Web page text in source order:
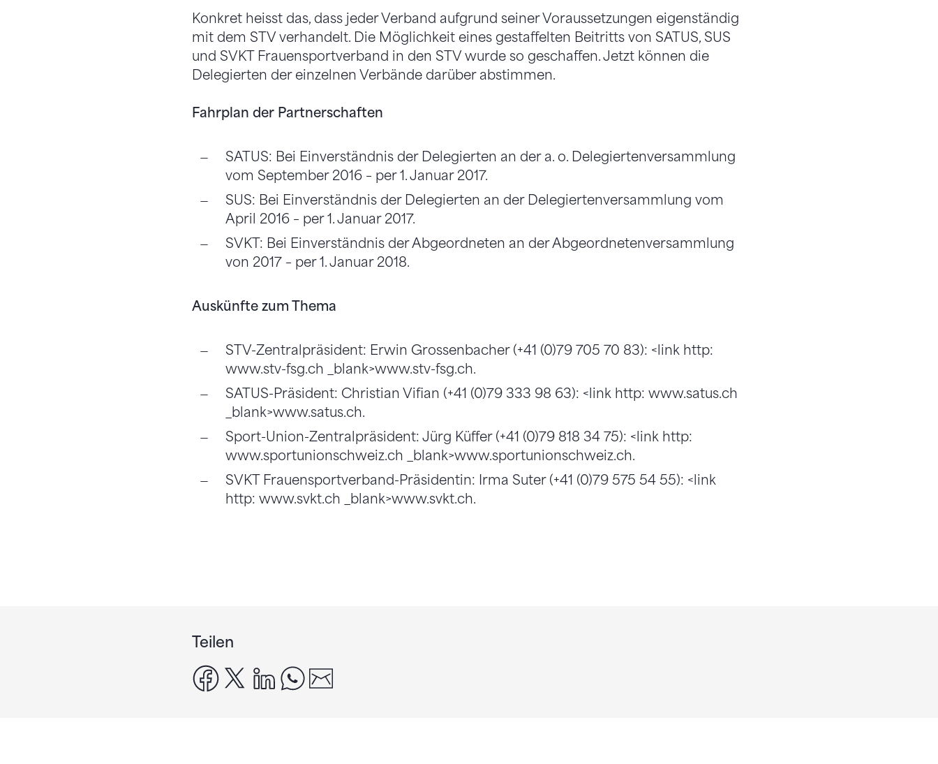
Konkret heisst das, dass jeder Verband aufgrund seiner Voraussetzungen eigenständig
mit dem STV verhandelt. Die Möglichkeit eines gestaffelten Beitritts von SATUS, SUS
und SVKT Frauensportverband in den STV wurde so geschaffen. Jetzt können die
Delegierten der einzelnen Verbände darüber abstimmen.
Fahrplan der Partnerschaften
SATUS: Bei Einverständnis der Delegierten an der a. o. Delegiertenversammlung
vom September 2016 – per 1. Januar 2017.
SUS: Bei Einverständnis der Delegierten an der Delegiertenversammlung vom
April 2016 – per 1. Januar 2017.
SVKT: Bei Einverständnis der Abgeordneten an der Abgeordnetenversammlung
von 2017 – per 1. Januar 2018.
Auskünfte zum Thema
STV-Zentralpräsident: Erwin Grossenbacher (+41 (0)79 705 70 83): <link http:
www.stv-fsg.ch _blank>www.stv-fsg.ch.
SATUS-Präsident: Christian Vifian (+41 (0)79 333 98 63): <link http: www.satus.ch
_blank>www.satus.ch.
Sport-Union-Zentralpräsident: Jürg Küffer (+41 (0)79 818 34 75): <link http:
www.sportunionschweiz.ch _blank>www.sportunionschweiz.ch.
SVKT Frauensportverband-Präsidentin: Irma Suter (+41 (0)79 575 54 55): <link
http: www.svkt.ch _blank>www.svkt.ch.
Teilen
facebook
x linkedinwhatsapp